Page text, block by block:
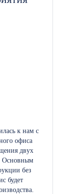
к нам с
офиса
двух
Основным
без
будет